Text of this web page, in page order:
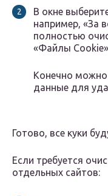
В окне
например, «За
полностью
«Файлы
Конечно можно
данные для
Готово, все куки
Если требуется
отдельных сайтов: